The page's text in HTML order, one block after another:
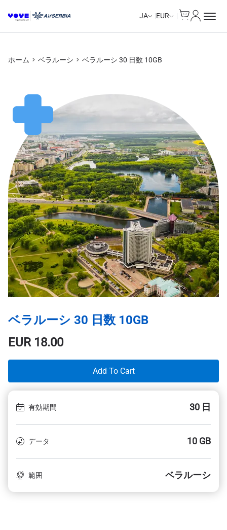
JA EUR
ホーム ベラルーシ ベラルーシ 30 日数 10GB
ベラルーシ 30 日数 10GB
EUR18.00
Add To Cart
有効期間 30 日
データ 10 GB
範囲 ベラルーシ